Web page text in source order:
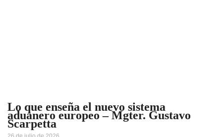
Lo que enseña el nuevo sistema
aduanero europeo – Mgter. Gustavo
Scarpetta